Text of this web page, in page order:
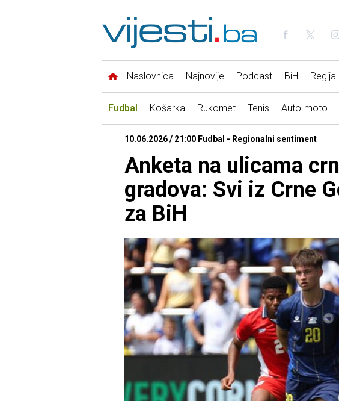
Naslovnica Najnovije Podcast BiH Regija
Fudbal Košarka Rukomet Tenis Auto-moto
10.06.2026 / 21:00 Fudbal - Regionalni sentiment
Anketa na ulicama
gradova: Svi iz Crne
za BiH